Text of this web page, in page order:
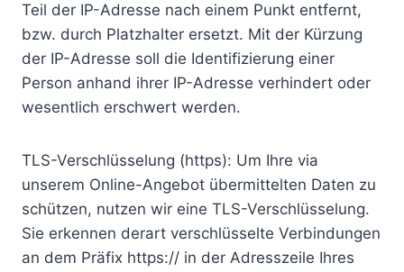
Teil der IP-Adresse nach einem Punkt entfernt,
bzw. durch Platzhalter ersetzt. Mit der Kürzung
der IP-Adresse soll die Identifizierung einer
Person anhand ihrer IP-Adresse verhindert oder
wesentlich erschwert werden.
TLS-Verschlüsselung (https): Um Ihre via
unserem Online-Angebot übermittelten Daten zu
schützen, nutzen wir eine TLS-Verschlüsselung.
Sie erkennen derart verschlüsselte Verbindungen
an dem Präfix https:// in der Adresszeile Ihres